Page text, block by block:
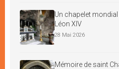
Un chapelet
Léon XIV
28 Mai 2026
Mémoire de saint